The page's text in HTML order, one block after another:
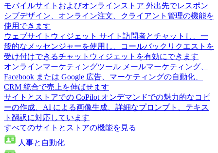
モバイルサイトおよびオンラインストア 外出先でレスポン
シブデザイン、オンライン注文、クライアント管理の機能を
使用できます
ウェブサイトウィジェット サイト訪問者とチャットし、一
般的なメッセンジャーを使用し、コールバックリクエストを
受け付けできるチャットウィジェットを有効にできます
オンラインマーケティングツール メールマーケティング、
Facebook または Google 広告、マーケティングの自動化、
CRM 統合で売上を伸ばせます
サイトとストアでの CoPilot オンデマンドでの魅力的なコピ
ーの作成、AI による画像生成、詳細なプロンプト、テキス
ト翻訳に対応しています
すべてのサイトとストアの機能を見る
人事と自動化